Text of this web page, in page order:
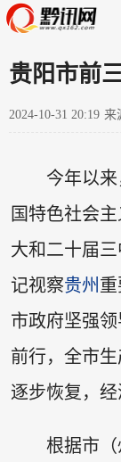
贵阳市前
2024-10-31 20:19 来
今年以
国特色社会
大和二十届
记视察贵州
市政府坚强
前行，全市
逐步恢复，经
根据市